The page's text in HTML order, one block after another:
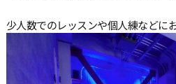
少人数でのレッスンや個人練などに